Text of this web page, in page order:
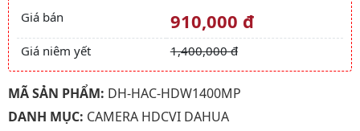
Giá và khuyến mãi
Giá bán 910,000 đ
Giá niêm yết 1,400,000 đ
MÃ SẢN PHẨM: DH-HAC-HDW1400MP
DANH MỤC: CAMERA HDCVI DAHUA